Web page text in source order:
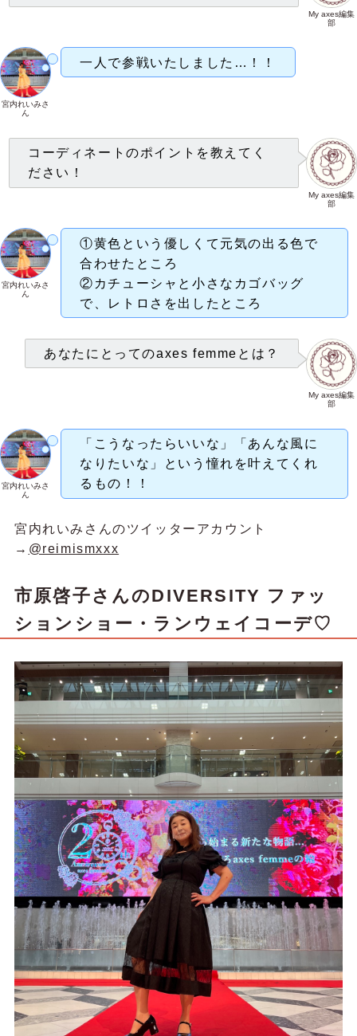
My axes編集
部
宮内れいみさ
ん
一人で参戦いたしました…！！
My axes編集
部
コーディネートのポイントを教えてく
ださい！
宮内れいみさ
ん
①黄色という優しくて元気の出る色で
合わせたところ
②カチューシャと小さなカゴバッグ
で、レトロさを出したところ
My axes編集
部
あなたにとってのaxes femmeとは？
宮内れいみさ
ん
「こうなったらいいな」「あんな風に
なりたいな」という憧れを叶えてくれ
るもの！！
宮内れいみさんのツイッターアカウント
→ @reimismxxx
市原啓子さんのDIVERSITY ファッ
ションショー・ランウェイコーデ♡